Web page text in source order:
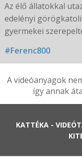
Az élő állatokkal
edelényi
gyermekei
#Ferenc800
A videóanyagok
így annak
KATTÉKA -